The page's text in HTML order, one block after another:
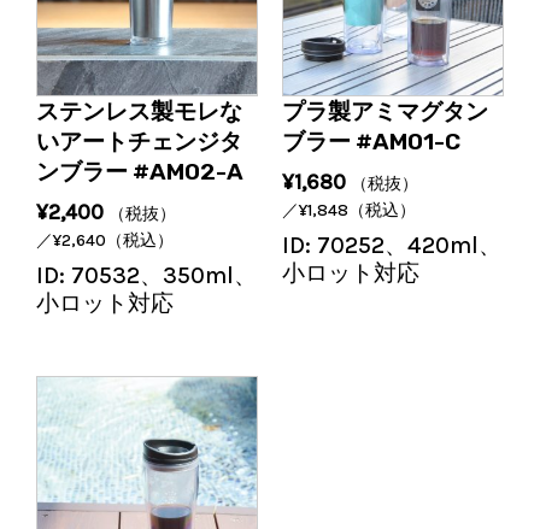
ステンレス製モレな
いアートチェンジタ
ンブラー #AM02-A
¥2,400
（税抜）
／¥2,640 （税込）
ID: 70532、350ml、
小ロット対応
プラ製アミマグタン
ブラー #AM01-C
¥1,680
（税抜）
／¥1,848 （税込）
ID: 70252、420ml、
小ロット対応